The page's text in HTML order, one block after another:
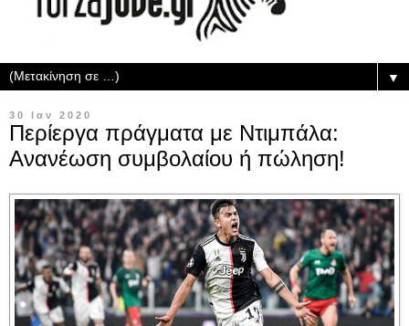
▼
30 Ιαν 2020
Περίεργα πράγματα με Ντιμπάλα:
Ανανέωση συμβολαίου ή πώληση!